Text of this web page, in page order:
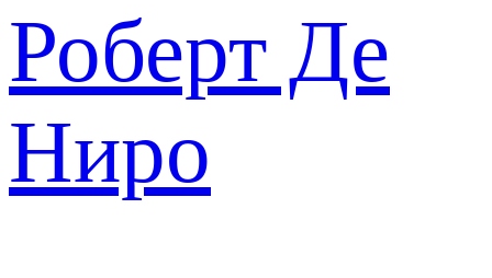
Роберт Де
Ниро